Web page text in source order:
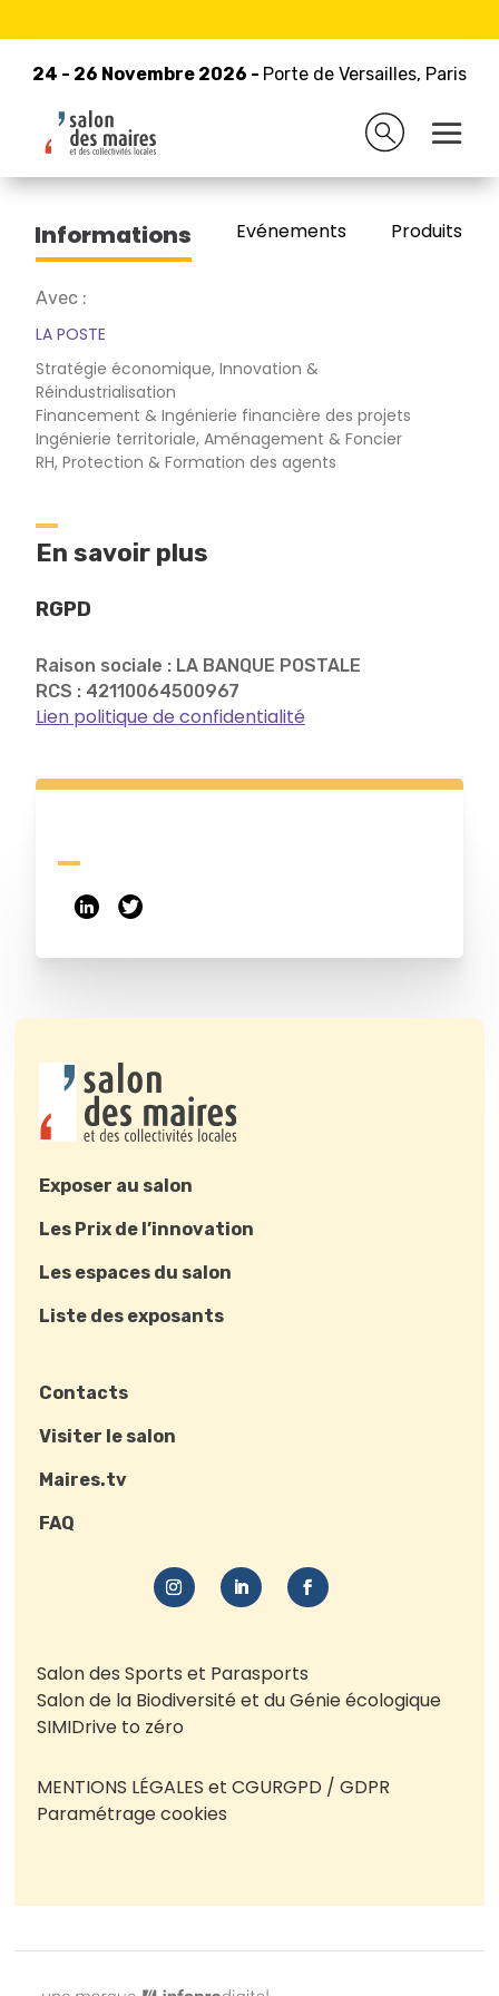
24 - 26 Novembre 2026 - Porte de Versailles, Paris
24 - 26 Novembre 2026 - Porte de Versailles, Paris
Retour à la liste des exposants
LA BANQUE POSTALE
Informations Evénements Produits/
Avec :
LA POSTE
Stratégie économique, Innovation &
Réindustrialisation
Financement & Ingénierie financière des projets
Ingénierie territoriale, Aménagement & Foncier
RH, Protection & Formation des agents
En savoir plus
RGPD
Raison sociale : LA BANQUE POSTALE
RCS : 42110064500967
Lien politique de confidentialité
Exposer au salon
Les Prix de l’innovation
Les espaces du salon
Liste des exposants
Contacts
Visiter le salon
Maires.tv
FAQ
Salon des Sports et Parasports
Salon de la Biodiversité et du Génie écologique
SIMIDrive to zéro
MENTIONS LÉGALES et CGURGPD / GDPR
Paramétrage cookies